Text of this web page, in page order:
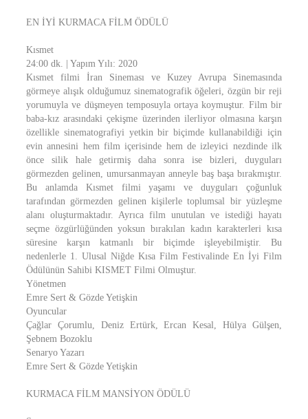
EN İYİ KURMACA FİLM ÖDÜLÜ
Kısmet
24:00 dk. | Yapım Yılı: 2020
Kısmet filmi İran Sineması ve Kuzey Avrupa Sinemasında
görmeye alışık olduğumuz sinematografik öğeleri, özgün bir reji
yorumuyla ve düşmeyen temposuyla ortaya koymuştur. Film bir
baba-kız arasındaki çekişme üzerinden ilerliyor olmasına karşın
özellikle sinematografiyi yetkin bir biçimde kullanabildiği için
evin annesini hem film içerisinde hem de izleyici nezdinde ilk
önce silik hale getirmiş daha sonra ise bizleri, duyguları
görmezden gelinen, umursanmayan anneyle baş başa bırakmıştır.
Bu anlamda Kısmet filmi yaşamı ve duyguları çoğunluk
tarafından görmezden gelinen kişilerle toplumsal bir yüzleşme
alanı oluşturmaktadır. Ayrıca film unutulan ve istediği hayatı
seçme özgürlüğünden yoksun bırakılan kadın karakterleri kısa
süresine karşın katmanlı bir biçimde işleyebilmiştir. Bu
nedenlerle 1. Ulusal Niğde Kısa Film Festivalinde En İyi Film
Ödülünün Sahibi KISMET Filmi Olmuştur.
Yönetmen
Emre Sert & Gözde Yetişkin
Oyuncular
Çağlar Çorumlu, Deniz Ertürk, Ercan Kesal, Hülya Gülşen,
Şebnem Bozoklu
Senaryo Yazarı
Emre Sert & Gözde Yetişkin
KURMACA FİLM MANSİYON ÖDÜLÜ